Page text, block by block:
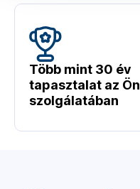
Több mint 30 év
tapasztalat az Ön
szolgálatában